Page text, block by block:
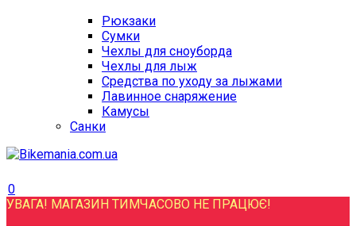
Рюкзаки
Сумки
Чехлы для сноуборда
Чехлы для лыж
Средства по уходу за лыжами
Лавинное снаряжение
Камусы
Санки
0
УВАГА! МАГАЗИН ТИМЧАСОВО НЕ ПРАЦЮЄ!